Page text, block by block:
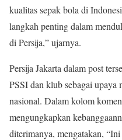
kualitas sepak bola di
langkah penting dalam
di Persija,” ujarnya.
Persija Jakarta dalam post
PSSI dan klub sebagai upaya
nasional. Dalam kolom
mengungkapkan
diterimanya, mengatakan,